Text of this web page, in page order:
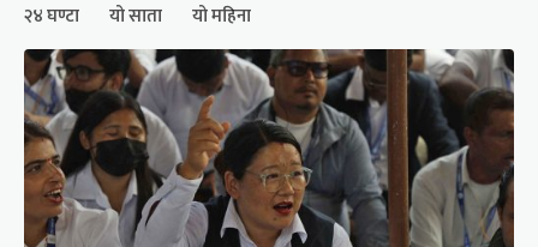
२४ घण्टा यो साता यो महिना